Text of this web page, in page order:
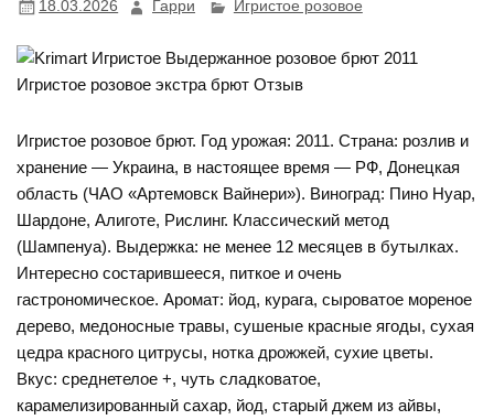
18.03.2026 Гарри Игристое розовое
Игристое розовое брют. Год урожая: 2011. Страна: розлив и
хранение — Украина, в настоящее время — РФ, Донецкая
область (ЧАО «Артемовск Вайнери»). Виноград: Пино Нуар,
Шардоне, Алиготе, Рислинг. Классический метод
(Шампенуа). Выдержка: не менее 12 месяцев в бутылках.
Интересно состарившееся, питкое и очень
гастрономическое. Аромат: йод, курага, сыроватое мореное
дерево, медоносные травы, сушеные красные ягоды, сухая
цедра красного цитрусы, нотка дрожжей, сухие цветы.
Вкус: среднетелое +, чуть сладковатое,
карамелизированный сахар, йод, старый джем из айвы,